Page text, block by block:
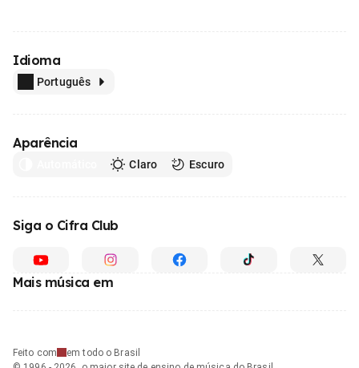
Idioma
Português
Aparência
Claro Escuro
Siga o Cifra Club
Mais música em
Feito com
em todo o Brasil